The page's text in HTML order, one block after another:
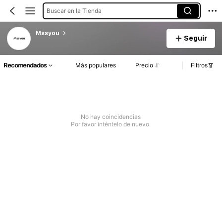
Buscar en la Tienda
Mssyou
Seguir
Recomendados Más populares Precio Filtros
No hay coincidencias
Por favor inténtelo de nuevo.